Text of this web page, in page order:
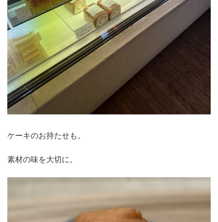
ケーキのお持たせも。
素材の味を大切に。